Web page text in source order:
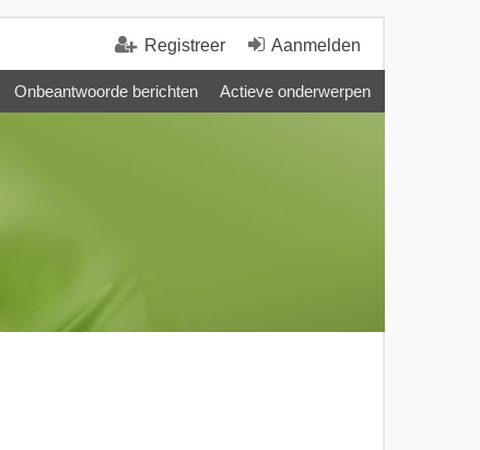
Aanmelden
Registreer
Onbeantwoorde berichten Actieve onderwerpen